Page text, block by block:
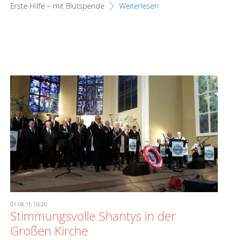
Erste Hilfe – mit Blutspende
Weiterlesen
01.08.16 10:20
Stimmungsvolle Shantys in der
Großen Kirche